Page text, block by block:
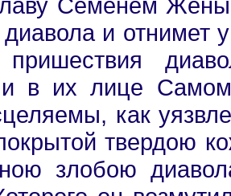
диавола и отнимет
пришествия
в их лице
как
твердою
злобою